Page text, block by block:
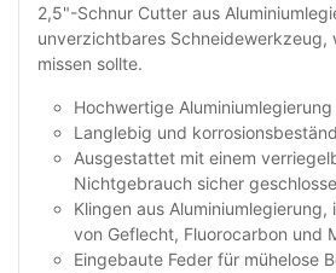
2,5"-Schnur Cutter aus
unverzichtbares Schneidewerkzeug,
missen sollte.
Hochwertige Aluminiumlegierung
Langlebig und
Ausgestattet mit einem
Nichtgebrauch sicher
Klingen aus Aluminiumlegierung,
von Geflecht, Fluorocarbon und
Eingebaute Feder für mühelose